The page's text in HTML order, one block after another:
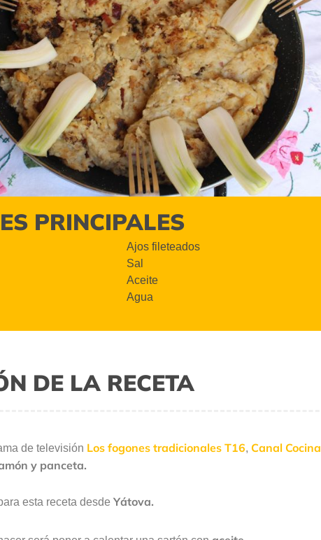
PRINCIPALES
Ajos fileteados
Sal
Aceite
Agua
DE LA RECETA
de televisión Los fogones tradicionales T16, Canal Cocina
y panceta.
esta receta desde Yátova.